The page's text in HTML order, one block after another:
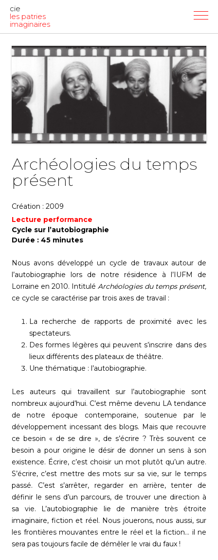
cie
les patries
imaginaires
Archéologies du temps
présent
Création : 2009
Lecture performance
Cycle sur l’autobiographie
Durée : 45 minutes
Nous avons développé un cycle de travaux autour de
l’autobiographie lors de notre résidence à l’IUFM de
Lorraine en 2010. Intitulé Archéologies du temps présent,
ce cycle se caractérise par trois axes de travail :
La recherche de rapports de proximité avec les
spectateurs.
Des formes légères qui peuvent s’inscrire dans des
lieux différents des plateaux de théâtre.
Une thématique : l’autobiographie.
Les auteurs qui travaillent sur l’autobiographie sont
nombreux aujourd’hui. C’est même devenu LA tendance
de notre époque contemporaine, soutenue par le
développement incessant des blogs. Mais que recouvre
ce besoin « de se dire », de s’écrire ? Très souvent ce
besoin a pour origine le désir de donner un sens à son
existence. Écrire, c’est choisir un mot plutôt qu’un autre.
S’écrire, c’est mettre des mots sur sa vie, sur le temps
passé. C’est s’arrêter, regarder en arrière, tenter de
définir le sens d’un parcours, de trouver une direction à
sa vie. L’autobiographie lie de manière très étroite
imaginaire, fiction et réel. Nous jouerons, nous aussi, sur
les frontières mouvantes entre le réel et la fiction… il ne
sera pas toujours facile de démêler le vrai du faux !